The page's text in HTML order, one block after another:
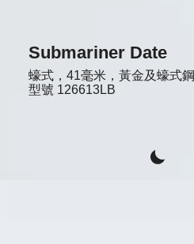
Submariner Date
蠔式，41毫米，黃金及蠔式鋼
型號 126613LB